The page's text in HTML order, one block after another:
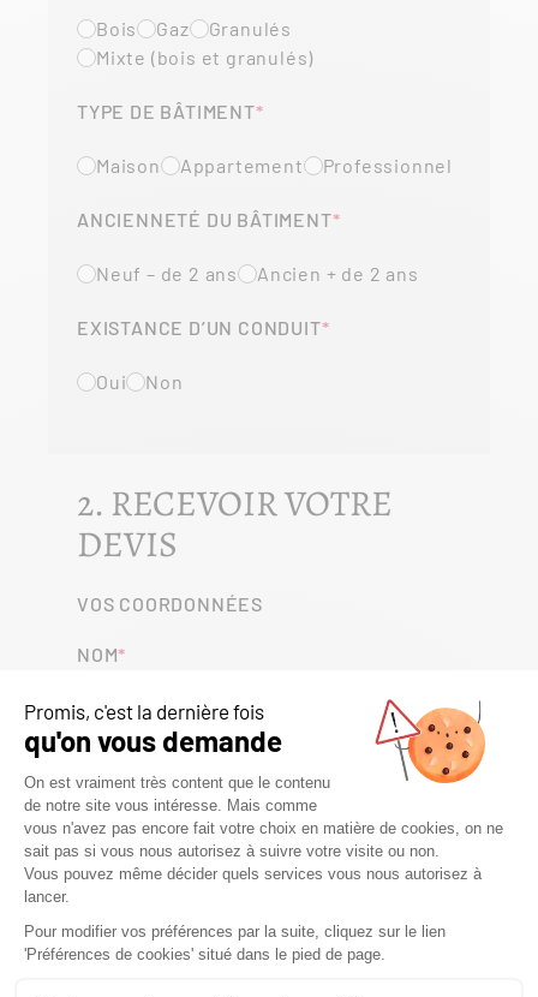
Bois Gaz
Granulés
Mixte (bois et granulés)
TYPE DE BÂTIMENT
Maison Appartement Professionnel
ANCIENNETÉ DU BÂTIMENT
Neuf – de 2 ans Ancien + de 2 ans
EXISTANCE D’UN CONDUIT
Oui Non
2. RECEVOIR VOTRE
DEVIS
VOS COORDONNÉES
NOM
PRÉNOM